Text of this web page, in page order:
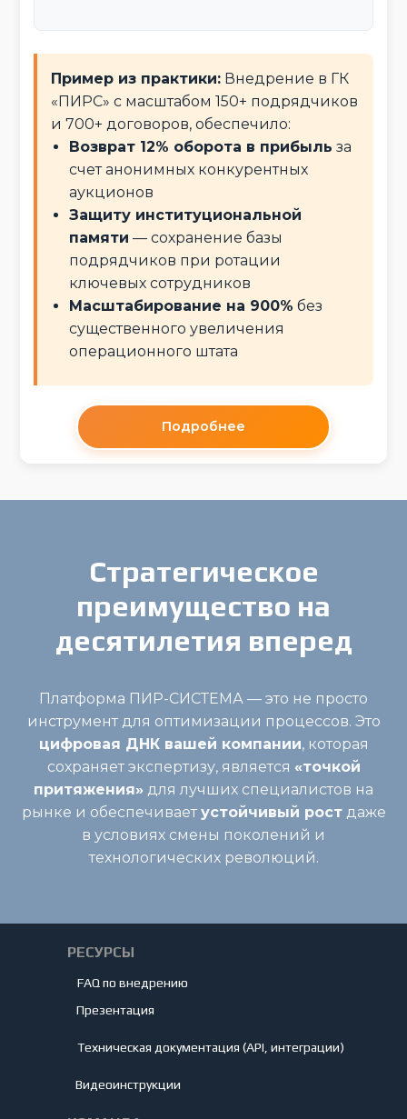
Пример из практики: Внедрение в ГК
«ПИРС» с масштабом 150+ подрядчиков
и 700+ договоров, обеспечило:
Возврат 12% оборота в прибыль за
счет анонимных конкурентных
аукционов
Защиту институциональной
памяти — сохранение базы
подрядчиков при ротации
ключевых сотрудников
Масштабирование на 900% без
существенного увеличения
операционного штата
Подробнее
Стратегическое
преимущество на
десятилетия вперед
Платформа ПИР-СИСТЕМА — это не просто
инструмент для оптимизации процессов. Это
цифровая ДНК вашей компании, которая
сохраняет экспертизу, является «точкой
притяжения» для лучших специалистов на
рынке и обеспечивает устойчивый ростдаже
в условиях смены поколений и
технологических революций.
Видеоинструкции
Техническая документация (API, интеграции)
Презентация
FAQ по внедрению
РЕСУРСЫ